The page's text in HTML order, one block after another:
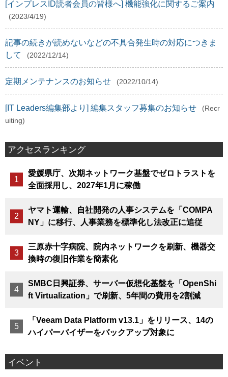
[インプレスID読者会員の皆様へ] 機能強化に関するご案内
(2023/4/19)
記事の続きが読めないなどの不具合発生時の対応につきま
して
(2022/12/14)
定期メンテナンスのお知らせ (2022/10/14)
[IT Leaders編集部より] 編集スタッフ募集のお知らせ
(Recr
uiting)
アクセスランキング
愛媛県庁、次期ネットワーク基盤でゼロトラストを
全面採用し、2027年1月に稼働
ヤマト運輸、自社開発の人事システムを「COMPA
NY」に移行、人事業務を標準化し法改正に追従
三原赤十字病院、院内ネットワークを刷新、機器交
換時の復旧作業を簡素化
SMBC日興証券、サーバー仮想化基盤を「OpenShi
ft Virtualization」で刷新、5年間の費用を2割減
「Veeam Data Platform v13.1」をリリース、14の
ハイパーバイザーをバックアップ対象に
イベント